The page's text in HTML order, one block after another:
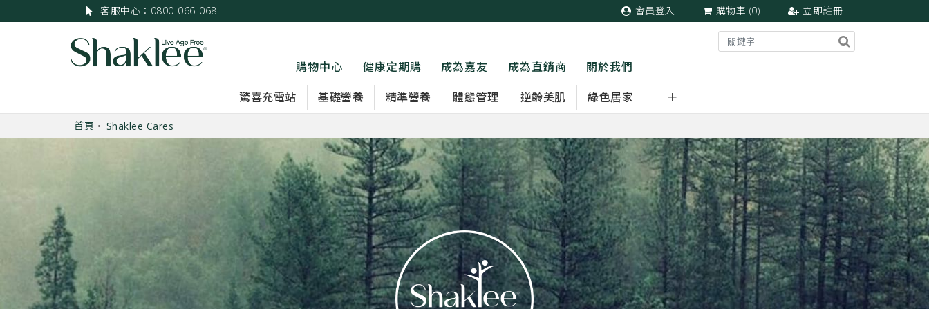
會員登入 購物車 (0) 立即註冊
客服中心：0800-066-068
購物中心 健康定期購 成為嘉友 成為直銷商
關於我們
驚喜充電站
基礎營養 精準營養 體態管理 逆齡美肌 綠色居家 ＋
產品套組
周邊商品
首頁 Shaklee Cares